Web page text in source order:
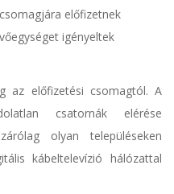
előfizetnek
igényeltek
az előfizetési csomagtól. A
csatornák elérése
olyan településeken
kábeltelevízió hálózattal